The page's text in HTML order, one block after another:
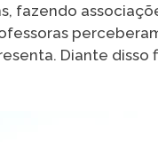
fazendo
Diante